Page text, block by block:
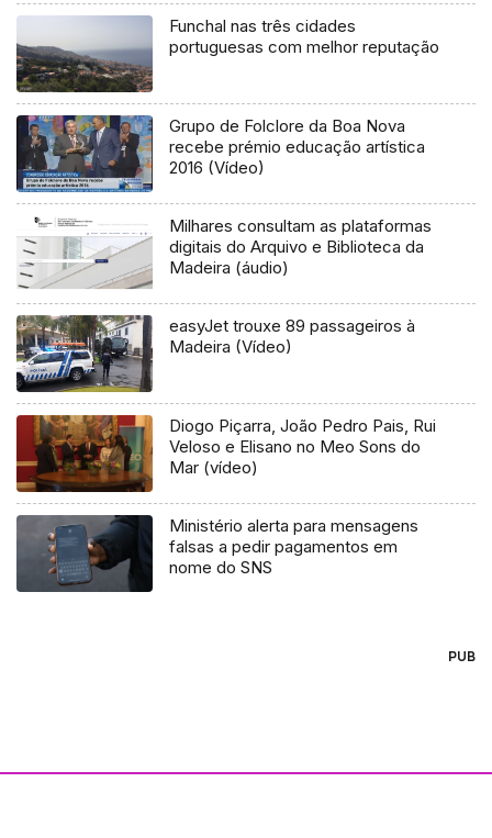
Funchal nas três cidades
portuguesas com melhor reputação
Grupo de Folclore da Boa Nova
recebe prémio educação artística
2016 (Vídeo)
Milhares consultam as plataformas
digitais do Arquivo e Biblioteca da
Madeira (áudio)
easyJet trouxe 89 passageiros à
Madeira (Vídeo)
Diogo Piçarra, João Pedro Pais, Rui
Veloso e Elisano no Meo Sons do
Mar (vídeo)
Ministério alerta para mensagens
falsas a pedir pagamentos em
nome do SNS
PUB